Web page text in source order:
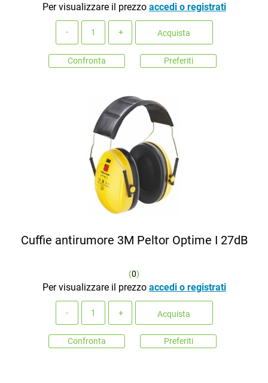
Per visualizzare il prezzo accedi o registrati
Acquista
Confronta Preferiti
Cuffie antirumore 3M Peltor Optime I 27dB
(0)
Per visualizzare il prezzo accedi o registrati
Acquista
Confronta Preferiti